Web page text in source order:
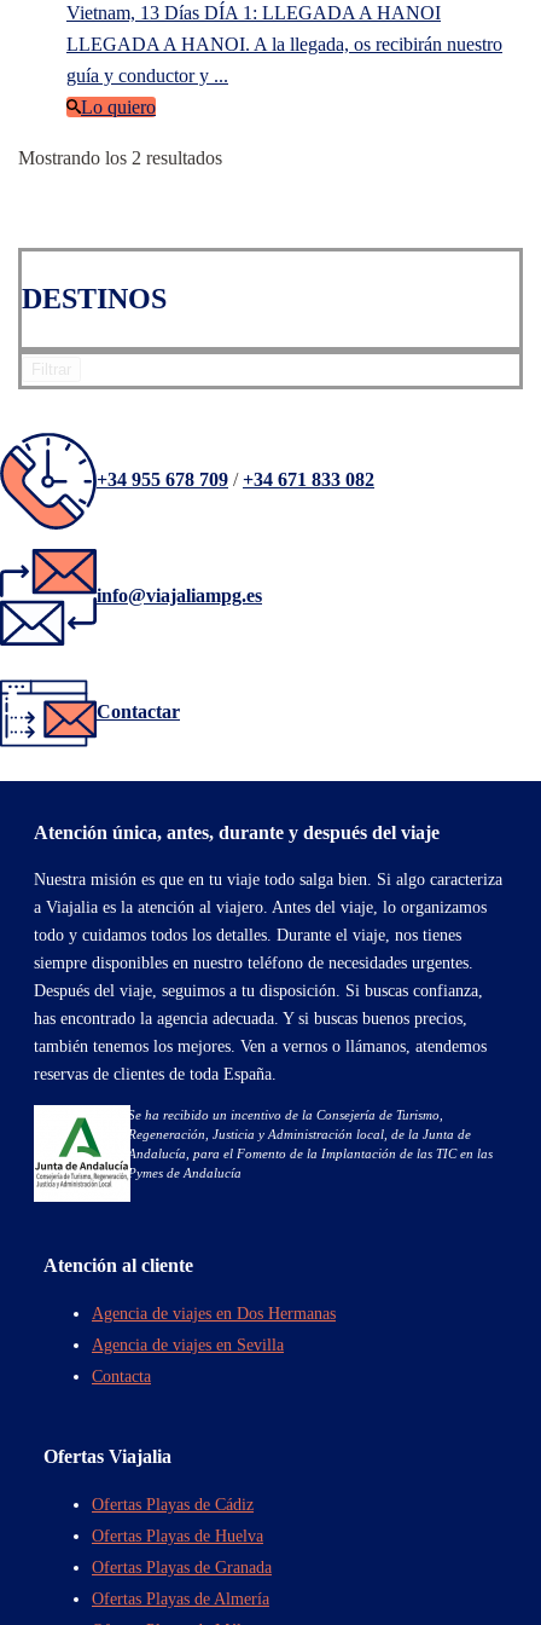
Vietnam, 13 Días DÍA 1: LLEGADA A HANOI
LLEGADA A HANOI. A la llegada, os recibirán nuestro
guía y conductor y ...
Lo quiero
Mostrando los 2 resultadosOrdenado
últimos
DESTINOS
+34 955 678 709 /+34 671 833 082
info@viajaliampg.es
Contactar
Atención única, antes, durante y después del viaje
Nuestra misión es que en tu viaje todo salga bien. Si algo caracteriza
a Viajalia es la atención al viajero. Antes del viaje, lo organizamos
todo y cuidamos todos los detalles. Durante el viaje, nos tienes
siempre disponibles en nuestro teléfono de necesidades urgentes.
Después del viaje, seguimos a tu disposición. Si buscas confianza,
has encontrado la agencia adecuada. Y si buscas buenos precios,
también tenemos los mejores. Ven a vernos o llámanos, atendemos
reservas de clientes de toda España.
Se ha recibido un incentivo de la Consejería de Turismo,
Regeneración, Justicia y Administración local, de la Junta de
Andalucía, para el Fomento de la Implantación de las TIC en las
Pymes de Andalucía
Atención al cliente
Agencia de viajes en Dos Hermanas
Agencia de viajes en Sevilla
Contacta
Ofertas Viajalia
Ofertas Playas de Cádiz
Ofertas Playas de Huelva
Ofertas Playas de Granada
Ofertas Playas de Almería